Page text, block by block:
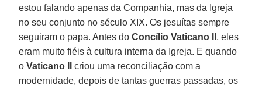
estou falando apenas da Companhia, mas da Igreja
no seu conjunto no século XIX. Os jesuítas sempre
seguiram o papa. Antes doConcílio Vaticano II , eles
eram muito fiéis à cultura interna da Igreja. E quando
oVaticano II
criou uma reconciliação com a
modernidade, depois de tantas guerras passadas, os